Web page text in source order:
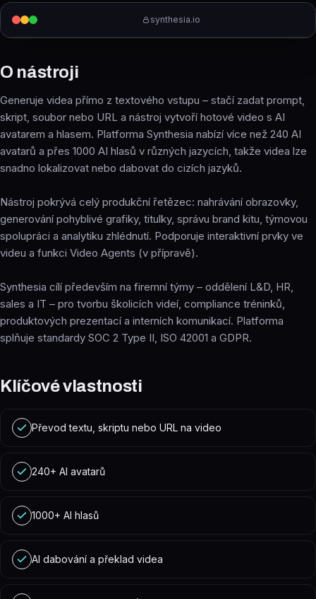
synthesia.io
O nástroji
Generuje videa přímo z textového vstupu – stačí zadat prompt,
skript, soubor nebo URL a nástroj vytvoří hotové video s AI
avatarem a hlasem. Platforma Synthesia nabízí více než 240 AI
avatarů a přes 1000 AI hlasů v různých jazycích, takže videa lze
snadno lokalizovat nebo dabovat do cizích jazyků.
Nástroj pokrývá celý produkční řetězec: nahrávání obrazovky,
generování pohyblivé grafiky, titulky, správu brand kitu, týmovou
spolupráci a analytiku zhlédnutí. Podporuje interaktivní prvky ve
videu a funkci Video Agents (v přípravě).
Synthesia cílí především na firemní týmy – oddělení L&D, HR,
sales a IT – pro tvorbu školicích videí, compliance tréninků,
produktových prezentací a interních komunikací. Platforma
splňuje standardy SOC 2 Type II, ISO 42001 a GDPR.
Klíčové vlastnosti
Převod textu, skriptu nebo URL na video
240+ AI avatarů
1000+ AI hlasů
AI dabování a překlad videa